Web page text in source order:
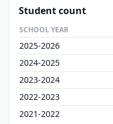
Student count
SCHOOL YEAR
2025-2026
2024-2025
2023-2024
2022-2023
2021-2022